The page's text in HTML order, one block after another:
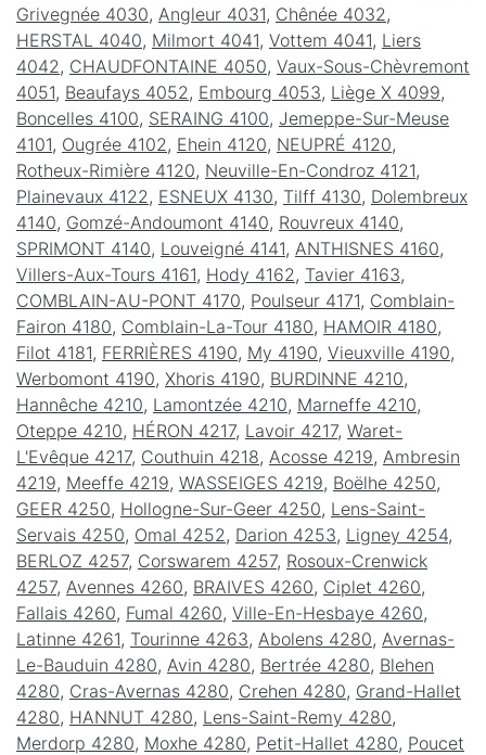
Grivegnée 4030, Angleur 4031, Chênée 4032 ,
HERSTAL 4040, Milmort 4041, Vottem 4041, Liers
4042 , CHAUDFONTAINE 4050, Vaux-Sous-Chèvremont
4051, Beaufays 4052 , Embourg 4053, Liège X 4099,
Boncelles 4100, SERAING 4100, Jemeppe-Sur-Meuse
4101, Ougrée 4102 , Ehein 4120, NEUPRÉ 4120,
Rotheux-Rimière 4120, Neuville-En-Condroz 4121,
Plainevaux 4122 , ESNEUX 4130, Tilff 4130, Dolembreux
4140, Gomzé-Andoumont 4140, Rouvreux 4140,
SPRIMONT 4140, Louveigné 4141, ANTHISNES 4160,
Villers-Aux-Tours 4161, Hody 4162 , Tavier 4163,
COMBLAIN-AU-PONT 4170, Poulseur 4171, Comblain-
Fairon 4180, Comblain-La-Tour 4180, HAMOIR 4180,
Filot 4181, FERRIÈRES 4190, My 4190, Vieuxville 4190,
Werbomont 4190, Xhoris 4190, BURDINNE 4210,
Hannêche 4210, Lamontzée 4210, Marneffe 4210,
Oteppe 4210, HÉRON 4217, Lavoir 4217, Waret-
L'Evêque 4217, Couthuin 4218, Acosse 4219, Ambresin
4219, Meeffe 4219, WASSEIGES 4219, Boëlhe 4250,
GEER 4250, Hollogne-Sur-Geer 4250, Lens-Saint-
Servais 4250, Omal 4252 , Darion 4253, Ligney 4254,
BERLOZ 4257, Corswarem 4257, Rosoux-Crenwick
4257, Avennes 4260, BRAIVES 4260, Ciplet 4260,
Fallais 4260, Fumal 4260, Ville-En-Hesbaye 4260,
Latinne 4261, Tourinne 4263, Abolens 4280, Avernas-
Le-Bauduin 4280, Avin 4280, Bertrée 4280, Blehen
4280, Cras-Avernas 4280, Crehen 4280, Grand-Hallet
4280, HANNUT 4280, Lens-Saint-Remy 4280,
Merdorp 4280, Moxhe 4280, Petit-Hallet 4280, Poucet